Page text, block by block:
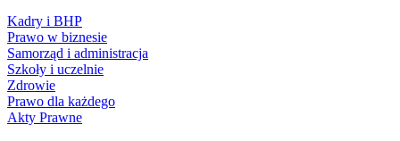
Kadry i BHP
Prawo w biznesie
Samorząd i administracja
Szkoły i uczelnie
Zdrowie
Prawo dla każdego
Akty Prawne